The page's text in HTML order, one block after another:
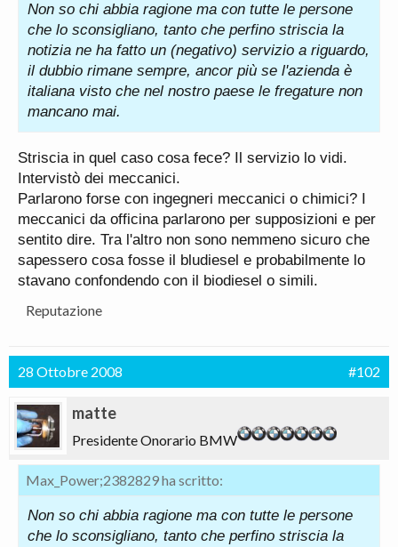
Non so chi abbia ragione ma con tutte le persone
che lo sconsigliano, tanto che perfino striscia la
notizia ne ha fatto un (negativo) servizio a riguardo,
il dubbio rimane sempre, ancor più se l'azienda è
italiana visto che nel nostro paese le fregature non
mancano mai.
Striscia in quel caso cosa fece? Il servizio lo vidi.
Intervistò dei meccanici.
Parlarono forse con ingegneri meccanici o chimici? I
meccanici da officina parlarono per supposizioni e per
sentito dire. Tra l'altro non sono nemmeno sicuro che
sapessero cosa fosse il bludiesel e probabilmente lo
stavano confondendo con il biodiesel o simili.
Reputazione
28 Ottobre 2008 #102
matte
Presidente Onorario BMW
Max_Power;2382829 ha scritto:
Non so chi abbia ragione ma con tutte le persone
che lo sconsigliano, tanto che perfino striscia la